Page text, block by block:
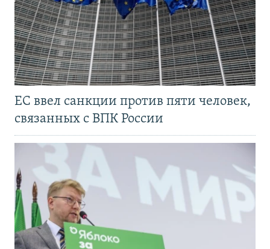
ЕС ввел санкции против пяти человек,
связанных с ВПК России